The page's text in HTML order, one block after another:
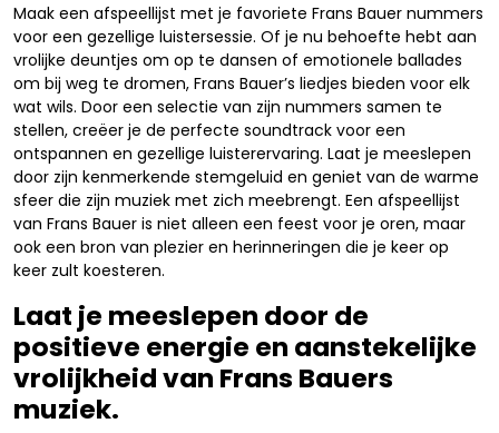
Maak een afspeellijst met je favoriete Frans Bauer nummers
voor een gezellige luistersessie. Of je nu behoefte hebt aan
vrolijke deuntjes om op te dansen of emotionele ballades
om bij weg te dromen, Frans Bauer’s liedjes bieden voor elk
wat wils. Door een selectie van zijn nummers samen te
stellen, creëer je de perfecte soundtrack voor een
ontspannen en gezellige luisterervaring. Laat je meeslepen
door zijn kenmerkende stemgeluid en geniet van de warme
sfeer die zijn muziek met zich meebrengt. Een afspeellijst
van Frans Bauer is niet alleen een feest voor je oren, maar
ook een bron van plezier en herinneringen die je keer op
keer zult koesteren.
Laat je meeslepen door de
positieve energie en aanstekelijke
vrolijkheid van Frans Bauers
muziek.